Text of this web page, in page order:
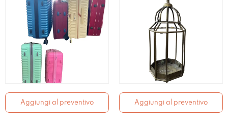
Aggiungi al preventivo Aggiungi al preventivo